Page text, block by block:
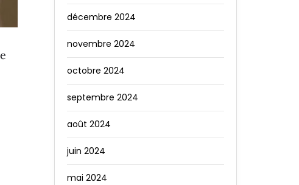
décembre 2024
novembre 2024
octobre 2024
septembre 2024
août 2024
juin 2024
mai 2024